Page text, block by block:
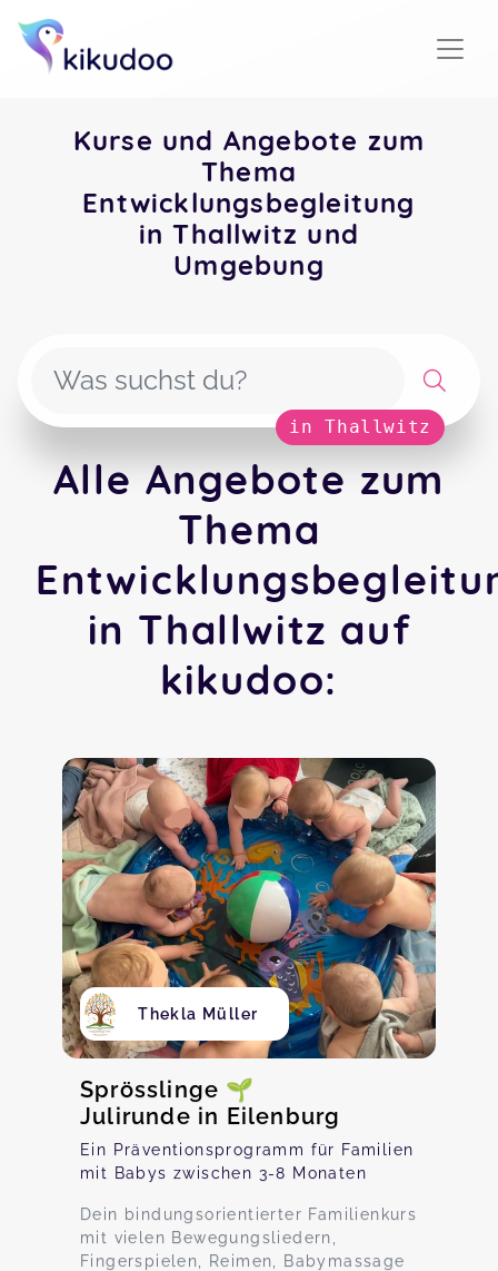
Kurse und Angebote zum
Thema
Entwicklungsbegleitung
in Thallwitz und
Umgebung
in Thallwitz
Alle Angebote zum
Thema
in Thallwitz auf
kikudoo:
Thekla Müller
Sprösslinge 🌱
Julirunde in Eilenburg
Ein Präventionsprogramm für Familien
mit Babys zwischen 3-8 Monaten
Dein bindungsorientierter Familienkurs
mit vielen Bewegungsliedern,
Fingerspielen, Reimen, Babymassage